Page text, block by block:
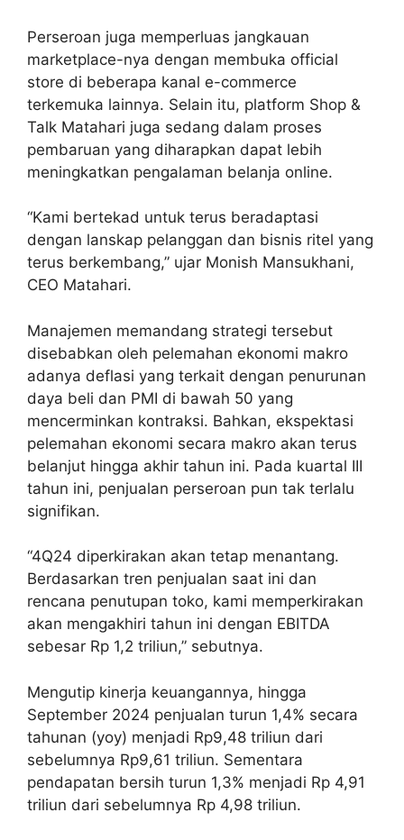
Perseroan juga memperluas jangkauan
marketplace-nya dengan membuka official
store di beberapa kanal e-commerce
terkemuka lainnya. Selain itu, platform Shop &
Talk Matahari juga sedang dalam proses
pembaruan yang diharapkan dapat lebih
meningkatkan pengalaman belanja online.
“Kami bertekad untuk terus beradaptasi
dengan lanskap pelanggan dan bisnis ritel yang
terus berkembang,” ujar Monish Mansukhani,
CEO Matahari.
Manajemen memandang strategi tersebut
disebabkan oleh pelemahan ekonomi makro
adanya deflasi yang terkait dengan penurunan
daya beli dan PMI di bawah 50 yang
mencerminkan kontraksi. Bahkan, ekspektasi
pelemahan ekonomi secara makro akan terus
belanjut hingga akhir tahun ini. Pada kuartal III
tahun ini, penjualan perseroan pun tak terlalu
signifikan.
“4Q24 diperkirakan akan tetap menantang.
Berdasarkan tren penjualan saat ini dan
rencana penutupan toko, kami memperkirakan
akan mengakhiri tahun ini dengan EBITDA
sebesar Rp 1,2 triliun,” sebutnya.
Mengutip kinerja keuangannya, hingga
September 2024 penjualan turun 1,4% secara
tahunan (yoy) menjadi Rp9,48 triliun dari
sebelumnya Rp9,61 triliun. Sementara
pendapatan bersih turun 1,3% menjadi Rp 4,91
triliun dari sebelumnya Rp 4,98 triliun.